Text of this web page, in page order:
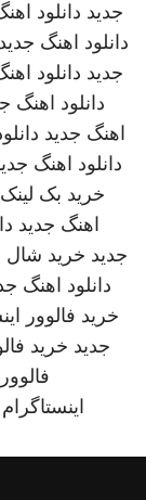
جدید دانلود
دانلود اهنگ جدید
جدید دانلود
دانلود اهنگ
اهنگ جدید
دانلود اهنگ
خرید بک لینک
اهنگ جدید
جدید خرید
دانلود اهنگ
خرید فالوور
جدید خرید
اینستاگرام